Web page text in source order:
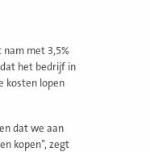
met 3,5%
het bedrijf in
kosten lopen
dat we aan
kopen’’, zegt